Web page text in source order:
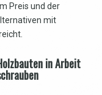
Preis und der
mit
in Arbeit